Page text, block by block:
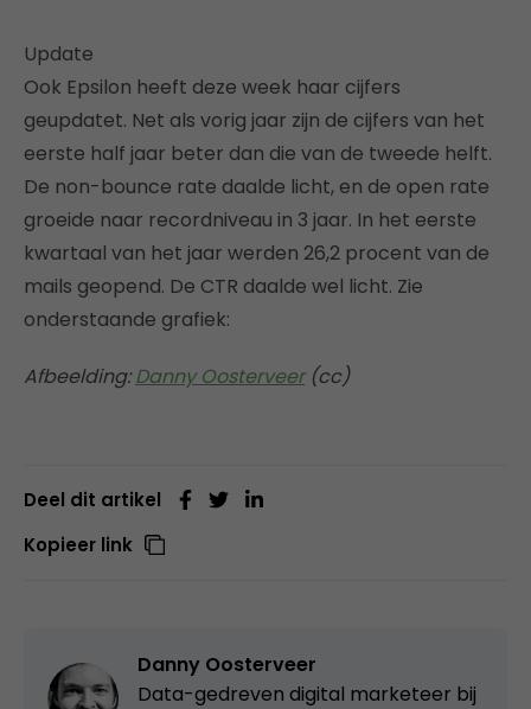
Update
Ook Epsilon heeft deze week haar cijfers
geupdatet. Net als vorig jaar zijn de cijfers van het
eerste half jaar beter dan die van de tweede helft.
De non-bounce rate daalde licht, en de open rate
groeide naar recordniveau in 3 jaar. In het eerste
kwartaal van het jaar werden 26,2 procent van de
mails geopend. De CTR daalde wel licht. Zie
onderstaande grafiek:
Afbeelding:Danny Oosterveer(cc)
Deel dit artikel
Kopieer link
Danny Oosterveer
Data-gedreven digital marketeer bij